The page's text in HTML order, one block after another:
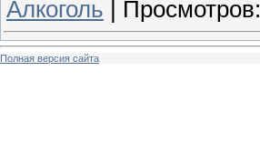
Алкоголь Просмотров:
Полная версия сайта